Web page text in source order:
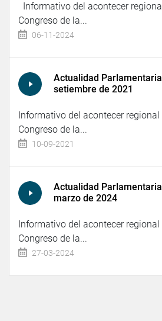
Informativo del acontecer
Congreso de la...
06-11-2024
Actualidad
setiembre de 2021
Informativo del acontecer
Congreso de la...
10-09-2021
Actualidad
marzo de 2024
Informativo del acontecer
Congreso de la...
27-03-2024